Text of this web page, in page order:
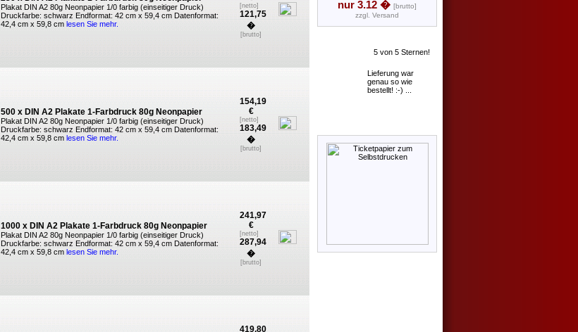
Plakat DIN A2 80g Neonpapier 1/0 farbig (einseitiger Druck)
Druckfarbe: schwarz Endformat: 42 cm x 59,4 cm Datenformat:
42,4 cm x 59,8 cm lesen Sie mehr.
[netto]
121,75
�
[brutto]
500 x DIN A2 Plakate 1-Farbdruck 80g Neonpapier
Plakat DIN A2 80g Neonpapier 1/0 farbig (einseitiger Druck)
Druckfarbe: schwarz Endformat: 42 cm x 59,4 cm Datenformat:
42,4 cm x 59,8 cm lesen Sie mehr.
154,19
€
[netto]
183,49
�
[brutto]
1000 x DIN A2 Plakate 1-Farbdruck 80g Neonpapier
Plakat DIN A2 80g Neonpapier 1/0 farbig (einseitiger Druck)
Druckfarbe: schwarz Endformat: 42 cm x 59,4 cm Datenformat:
42,4 cm x 59,8 cm lesen Sie mehr.
241,97
€
[netto]
287,94
�
[brutto]
419,80
nur 3.12 � [brutto]
zzgl. Versand
Lieferung war
genau so wie
bestellt! :-) ...